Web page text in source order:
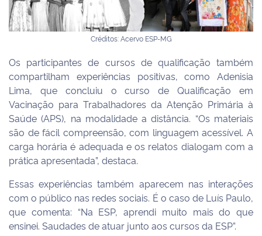
Créditos: Acervo ESP-MG
Os participantes de cursos de qualificação também
compartilham experiências positivas, como Adenisia
Lima, que concluiu o curso de Qualificação em
Vacinação para Trabalhadores da Atenção Primária à
Saúde (APS), na modalidade a distância. “Os materiais
são de fácil compreensão, com linguagem acessível. A
carga horária é adequada e os relatos dialogam com a
prática apresentada”, destaca.
Essas experiências também aparecem nas interações
com o público nas redes sociais. É o caso de Luís Paulo,
que comenta: “Na ESP, aprendi muito mais do que
ensinei. Saudades de atuar junto aos cursos da ESP”.